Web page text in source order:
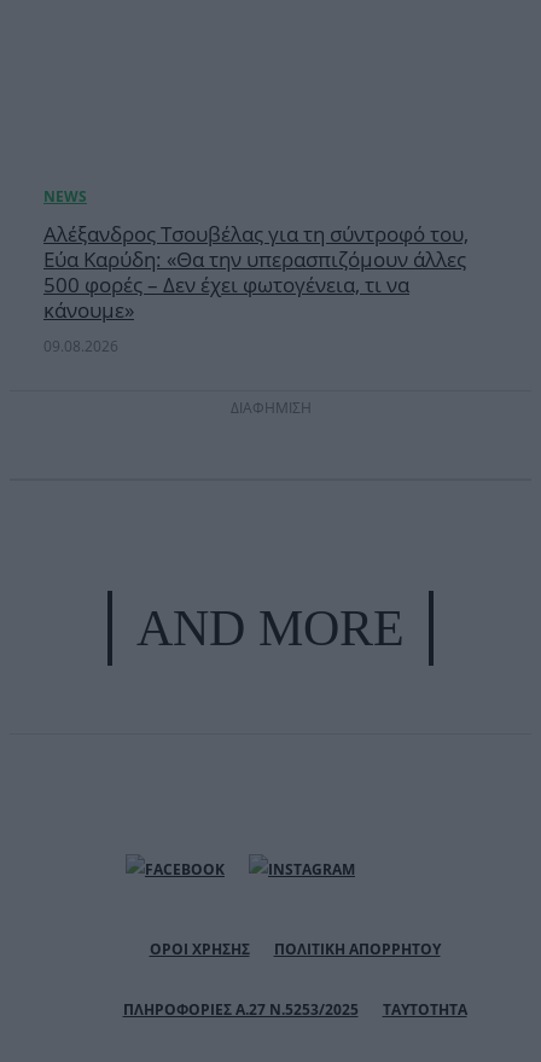
Αλέξανδρος Τσουβέλας για τη σύντροφό του,
Εύα Καρύδη: «Θα την υπερασπιζόμουν άλλες
500 φορές – Δεν έχει φωτογένεια, τι να
κάνουμε»
09.08.2026
ΔΙΑΦΗΜΙΣΗ
AND MORE
ΟΡΟΙ ΧΡΗΣΗΣ ΠΟΛΙΤΙΚΗ ΑΠΟΡΡΗΤΟΥ
ΠΛΗΡΟΦΟΡΙΕΣ Α.27 Ν.5253/2025 ΤΑΥΤΟΤΗΤΑ